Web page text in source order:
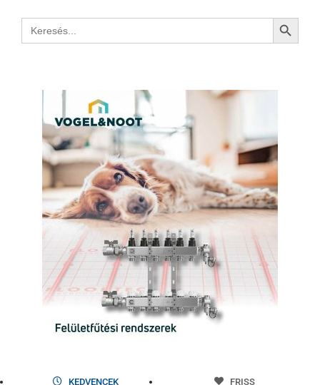
Search
for:
Search Button
KEDVENCEK FRISS